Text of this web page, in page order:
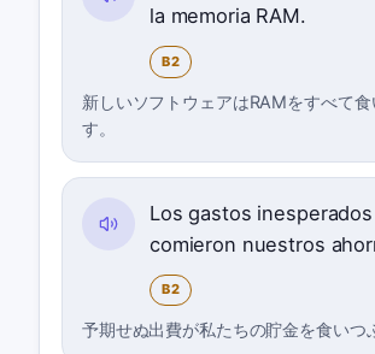
la memoria RAM.
B2
新しいソフトウェアはRAMをすべて食
す。
Los gastos
comieron nuestros
B2
予期せぬ出費が私たちの貯金を食いつ